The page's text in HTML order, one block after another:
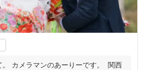
。 カメラマンのあーりーです。 関西